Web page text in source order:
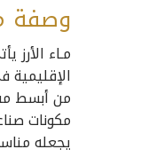
وصفة
مـاء
من أبسط
مكونات
يجعله